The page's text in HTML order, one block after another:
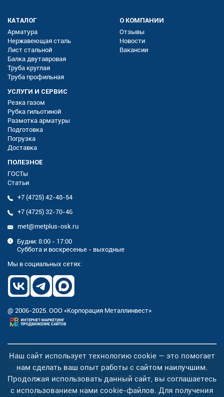
КАТАЛОГ
Арматура
Нержавеющая сталь
Лист стальной
Балка двутавровая
Труба круглая
Труба профильная
О КОМПАНИИ
Отзывы
Новости
Вакансии
УСЛУГИ И СЕРВИС
Резка газом
Рубка гильотиной
Размотка арматуры
Подготовка
Погрузка
Доставка
ПОЛЕЗНОЕ
ГОСТы
Статьи
+7 (4725) 42-48-54
+7 (4725) 32-70-46
met@metplus-osk.ru
Будни: 8:00 - 17:00
Суббота и воскресенье - выходные
Мы в социальных сетях:
@ 2006-2025. ООО «Корпорация Металлинвест»
На нашем сайте осуществляется сбор персональных данных и
cookies для улучшения работы сайта, персонализации контента, в
том числе с использованиемрекомендательных технологийи
анализа посещаемости. Продолжая пользоваться сайтом, вы
соглашаетесь с использованием cookies и обработкой ваших
Наш сайт использует технологию cookie — это помогает
нам сделать ваш опыт работы с сайтом наилучшим.
Продолжая использовать данный сайт, вы соглашаетесь
с использованием нами cookie-файлов. Для получения